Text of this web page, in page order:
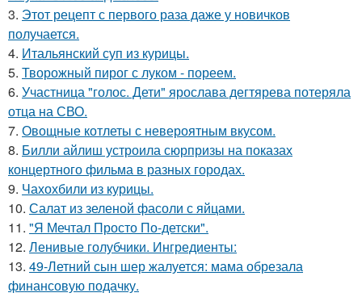
3. Этот рецепт с первого раза даже у новичков
получается.
4. Итальянский суп из курицы.
5. Творожный пирог с луком - пореем.
6. Участница "голос. Дети" ярослава дегтярева потеряла
отца на СВО.
7. Овощные котлеты с невероятным вкусом.
8. Билли айлиш устроила сюрпризы на показах
концертного фильма в разных городах.
9. Чахохбили из курицы.
10. Салат из зеленой фасоли с яйцами.
11. "Я Мечтал Просто По-детски".
12. Ленивые голубчики. Ингредиенты:
13. 49-Летний сын шер жалуется: мама обрезала
финансовую подачку.